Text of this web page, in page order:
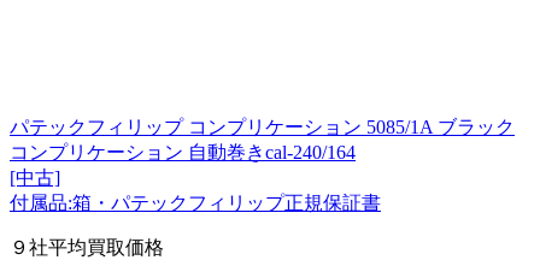
パテックフィリップ コンプリケーション 5085/1A ブラック
コンプリケーション 自動巻きcal-240/164
[中古]
付属品:箱・パテックフィリップ正規保証書
９社平均買取価格